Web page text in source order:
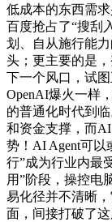
低成本的东西需
百度抢占了“搜刮
划、自从施行能
头；更主要的是
下一个风口，试
OpenAI爆火一样
的普通化时代到
和资金支撑，而
势！AI Agent可
行”成为行业内最
用”阶段，操控电
易化径并不清晰
面，间接打破了